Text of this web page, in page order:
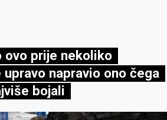
ovo prije nekoliko
upravo napravio ono čega
bojali